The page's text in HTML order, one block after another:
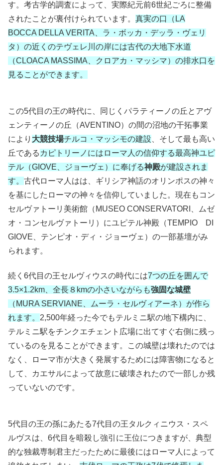
す。考古学的調査によって、実際紀元前6世紀ごろに整備
されたことが裏付けられています。 真実の口（LA
BOCCA DELLA VERITA、ラ・ボッカ・デッラ・ヴェリ
タ）の近くのテヴェレ川の岸には古代の大地下水道
（CLOACA MASSIMA、クロアカ・マッシマ）の排水口を
見ることができます。
この5代目の王の時代に、同じくパラティーノの丘とアヴ
ェンティーノの丘（AVENTINO）の間の沼地の干拓事業
により 大競技場チルコ・マッシモの建設 、そして最も高い
丘である カピトリーノにはローマ人の信仰する最高神ユピ
テル（GIOVE、ジョーヴェ）に奉げる神殿が建設されま
す。 古代ローマ人はは、ギリシア神話のオリンポスの神々
を基にしたローマの神々を信仰していました。現在もコン
セルヴァトーリ美術館（MUSEO CONSERVATORI、ムゼ
オ・コンセルヴァトーリ）にユピテル神殿（TEMPIO DI
GIOVE、テンピオ・ディ・ジョーヴェ）の一部基壇がみ
られます。
続く6代目の王セルヴィウスの時代には7つの丘を囲んで
3.5×1.2km、全長８kmの小さいながらも強固な城壁
（MURA SERVIANE、ムーラ・セルヴィアーネ）が作ら
れます。 2,500年経った今でもテルミニ駅の地下構内に、
テルミニ駅をチンクエチェント広場に出てすぐ右側に残っ
ているのを見ることができます。この城壁は壊れたのでは
なく、ローマ市が大きく発展するためには障害物になると
して、カエサルによって故意に破壊されたので一部しか残
っていないのです。
5代目の王の孫にあたる7代目の王タルクィニウス・スペ
ルヴスは、6代目を暗殺し強引に王位につきますが、典型
的な独裁専制君主だったために最後にはローマ人によって